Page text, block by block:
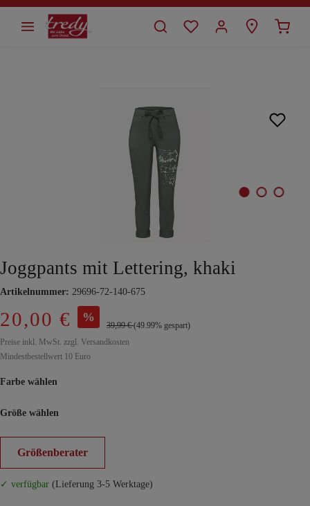
springen
Joggpants mit Lettering, khaki
Artikelnummer: 29696-72-140-675
20,00 € %
39,99 €(49.99% gespart)
Preise inkl. MwSt. zzgl. Versandkosten
Mindestbestellwert 10 Euro
Farbe wählen
Größe wählen
Größenberater
✓ verfügbar (Lieferung 3-5 Werktage)